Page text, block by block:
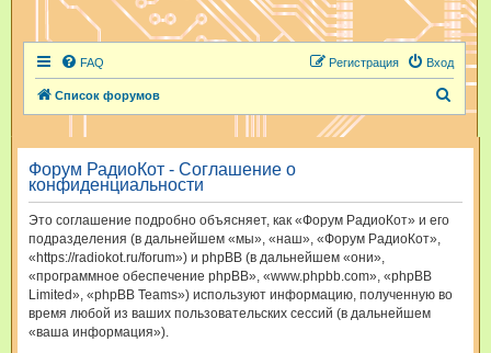
FAQ Вход
Регистрация
Список форумов
и
к
Форум РадиоКот - Соглашение о
конфиденциальности
Это соглашение подробно объясняет, как «Форум РадиоКот» и его
подразделения (в дальнейшем «мы», «наш», «Форум РадиоКот»,
«https://radiokot.ru/forum») и phpBB (в дальнейшем «они»,
«программное обеспечение phpBB», «www.phpbb.com», «phpBB
Limited», «phpBB Teams») используют информацию, полученную во
время любой из ваших пользовательских сессий (в дальнейшем
«ваша информация»).